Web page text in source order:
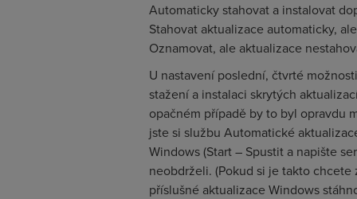
Automaticky stahovat a instalovat
Stahovat aktualizace automaticky,
Oznamovat, ale aktualizace
U nastavení poslední, čtvrté
stažení a instalaci skrytých
opačném případě by to byl opravdu
jste si službu Automatické
Windows (Start – Spustit a napište
neobdrželi. (Pokud si je takto
příslušné aktualizace Windows